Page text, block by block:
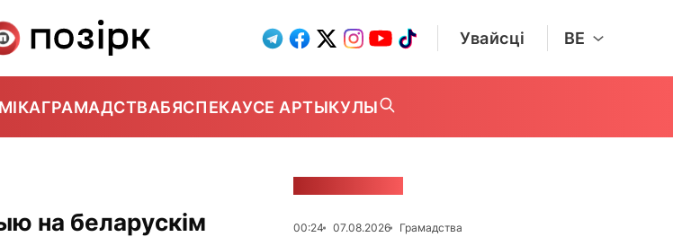
Увайсці BE
ГРАМАДСТВАБЯСПЕКАУСЕ АРТЫКУЛЫ
на беларускім
00:24 07.08.2026
Грамадства